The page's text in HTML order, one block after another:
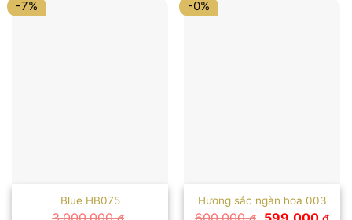
-7%
Blue HB075
-0%
Hương sắc ngàn hoa 003
Giá
Giá